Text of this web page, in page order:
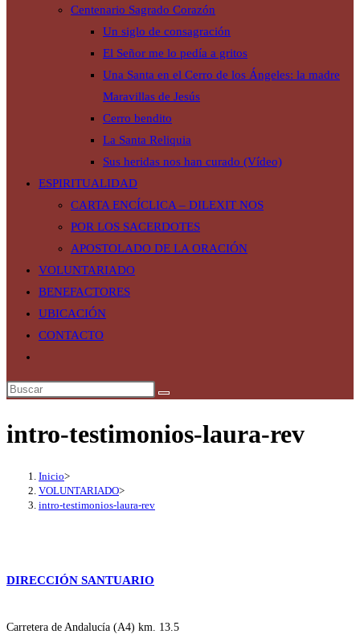
Centenario Sagrado Corazón
Un siglo de consagración
El Señor me lo pedía a gritos
Una Santa en el Cerro de los Ángeles: la madre
Maravillas de Jesús
Cerro bendito
La Santa Reliquia
Sus heridas nos han curado (Vídeo)
ESPIRITUALIDAD
CARTA ENCÍCLICA – DILEXIT NOS
POR LOS SACERDOTES
APOSTOLADO DE LA ORACIÓN
VOLUNTARIADO
BENEFACTORES
UBICACIÓN
CONTACTO
de
web
intro-testimonios-laura-rev
Inicio>
VOLUNTARIADO>
intro-testimonios-laura-rev
DIRECCIÓN SANTUARIO
Carretera de Andalucía (A4) km. 13.5